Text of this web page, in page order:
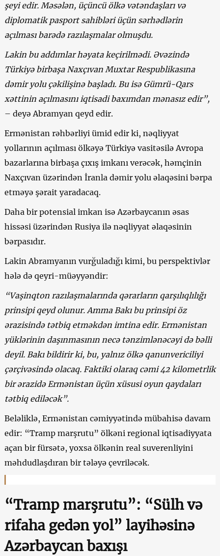
şeyi edir. Məsələn, üçüncü ölkə vətəndaşları və
diplomatik pasport sahibləri üçün sərhədlərin
açılması barədə razılaşmalar olmuşdu.
Lakin bu addımlar həyata keçirilmədi. Əvəzində
Türkiyə birbaşa Naxçıvan Muxtar Respublikasına
dəmir yolu çəkilişinə başladı. Bu isə Gümrü-Qars
xəttinin açılmasını iqtisadi baxımdan mənasız edir”,
– deyə Abramyan qeyd edir.
Ermənistan rəhbərliyi ümid edir ki, nəqliyyat
yollarının açılması ölkəyə Türkiyə vasitəsilə Avropa
bazarlarına birbaşa çıxış imkanı verəcək, həmçinin
Naxçıvan üzərindən İranla dəmir yolu əlaqəsini bərpa
etməyə şərait yaradacaq.
Daha bir potensial imkan isə Azərbaycanın əsas
hissəsi üzərindən Rusiya ilə nəqliyyat əlaqəsinin
bərpasıdır.
Lakin Abramyanın vurğuladığı kimi, bu perspektivlər
hələ də qeyri-müəyyəndir:
“Vaşinqton razılaşmalarında qərarların qarşılıqlılığı
prinsipi qeyd olunur. Amma Bakı bu prinsipi öz
ərazisində tətbiq etməkdən imtina edir. Ermənistan
yüklərinin daşınmasının necə tənzimlənəcəyi də bəlli
deyil. Bakı bildirir ki, bu, yalnız ölkə qanunvericiliyi
çərçivəsində olacaq. Faktiki olaraq cəmi 42 kilometrlik
bir ərazidə Ermənistan üçün xüsusi oyun qaydaları
tətbiq ediləcək”.
Beləliklə, Ermənistan cəmiyyətində mübahisə davam
edir: “Tramp marşrutu” ölkəni regional iqtisadiyyata
açan bir fürsətə, yoxsa ölkənin real suverenliyini
məhdudlaşdıran bir tələyə çevriləcək.
“Tramp marşrutu”: “Sülh və
rifaha gedən yol” layihəsinə
Azərbaycan baxışı